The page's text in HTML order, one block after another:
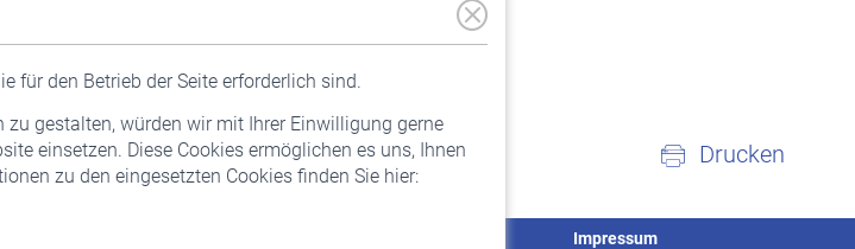
für den Betrieb der Seite erforderlich sind.
gestalten, würden wir mit Ihrer Einwilligung gerne
einsetzen. Diese Cookies ermöglichen es uns, Ihnen
zu den eingesetzten Cookies finden Sie hier:
Drucken
Impressum